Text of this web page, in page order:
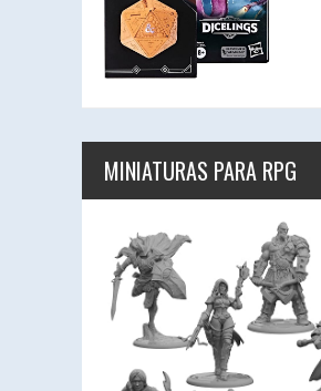
MINIATURAS PARA RPG